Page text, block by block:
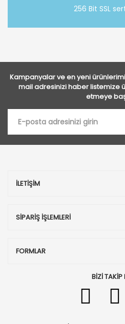
256 Bit SSL
Kampanyalar ve en yeni
mail adresinizi haber listemize
etmeye
İLETİŞİM
SİPARİŞ İŞLEMLERİ
FORMLAR
BİZİ TAKİP